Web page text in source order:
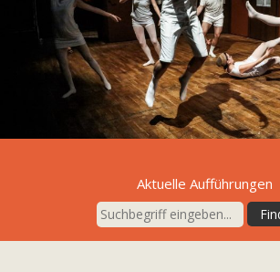
Aktuelle Aufführungen